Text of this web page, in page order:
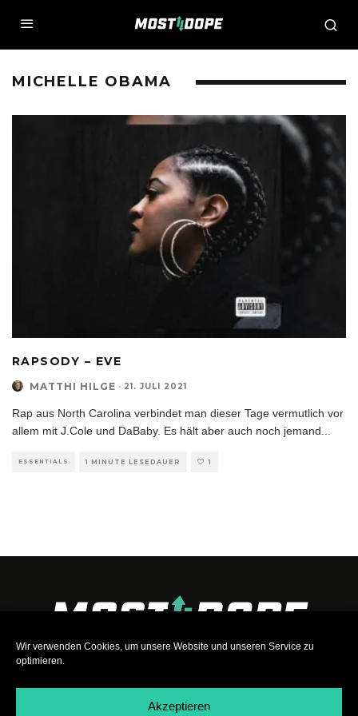
Wir verwenden Cookies, um unsere Website und unseren Service zu
optimieren.
Akzeptieren
MICHELLE OBAMA
RAPSODY – EVE
MATTHI HILGE · 21. JULI 2021
Rap aus North Carolina verbindet man dieser Tage vermutlich vor
allem mit J.Cole und DaBaby. Es hält aber auch noch jemand
ESSENTIALS 1 MINUTE LESEDAUER 1